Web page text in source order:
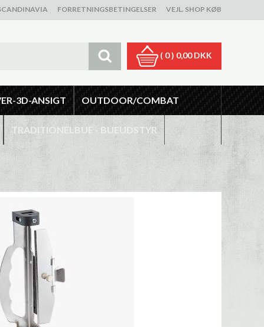
FORRETNINGSBETINGELSER VEJL. SHOP KØB
( 0 ) 0,00 DKK
3D-ANSIGT OUTDOOR/COMBAT
TRADITIONELBUE - BUEUDSTYR